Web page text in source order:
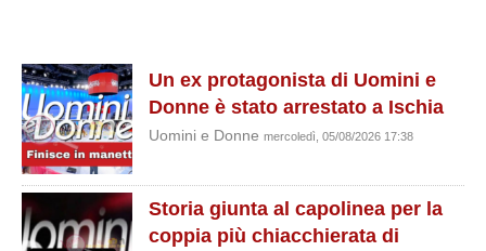
Un ex protagonista di Uomini e
Donne è stato arrestato a Ischia
Uomini e Donne mercoledì, 05/08/2026 17:38
Storia giunta al capolinea per la
coppia più chiacchierata di